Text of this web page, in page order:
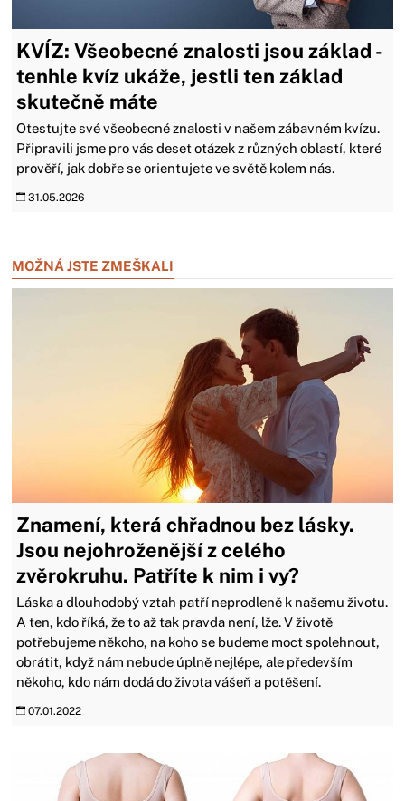
KVÍZ: Všeobecné znalosti jsou základ -
tenhle kvíz ukáže, jestli ten základ
skutečně máte
Otestujte své všeobecné znalosti v našem zábavném kvízu.
Připravili jsme pro vás deset otázek z různých oblastí, které
prověří, jak dobře se orientujete ve světě kolem nás.
31.05.2026
MOŽNÁ JSTE ZMEŠKALI
Znamení, která chřadnou bez lásky.
Jsou nejohroženější z celého
zvěrokruhu. Patříte k nim i vy?
Láska a dlouhodobý vztah patří neprodleně k našemu životu.
A ten, kdo říká, že to až tak pravda není, lže. V životě
potřebujeme někoho, na koho se budeme moct spolehnout,
obrátit, když nám nebude úplně nejlépe, ale především
někoho, kdo nám dodá do života vášeň a potěšení.
07.01.2022